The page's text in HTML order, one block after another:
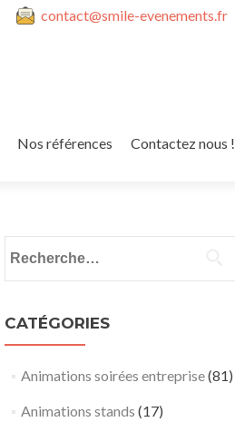
contact@smile-evenements.fr
Nos références Contactez nous !
CATÉGORIES
Animations soirées entreprise(81)
Animations stands (17)